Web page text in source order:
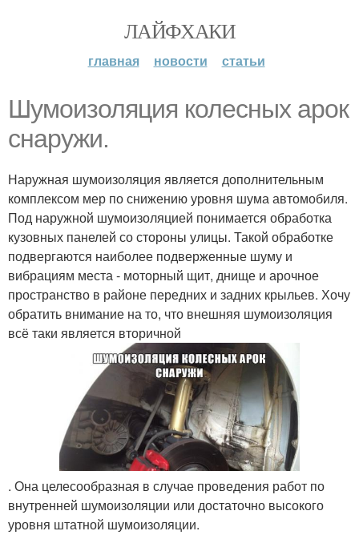
ЛАЙФХАКИ
главная новости статьи
Шумоизоляция колесных арок
снаружи.
Наружная шумоизоляция является дополнительным
комплексом мер по снижению уровня шума автомобиля.
Под наружной шумоизоляцией понимается обработка
кузовных панелей со стороны улицы. Такой обработке
подвергаются наиболее подверженные шуму и
вибрациям места - моторный щит, днище и арочное
пространство в районе передних и задних крыльев. Хочу
обратить внимание на то, что внешняя шумоизоляция
всё таки является вторичной
. Она целесообразная в случае проведения работ по
внутренней шумоизоляции или достаточно высокого
уровня штатной шумоизоляции.